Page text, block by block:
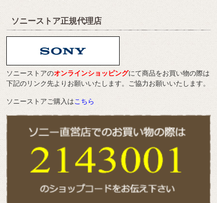
ソニーストア正規代理店
ソニーストアのオンラインショッピングにて商品をお買い物の際は
下記のリンク先よりお願いいたします。ご協力お願いいたします。
ソニーストアご購入はこちら